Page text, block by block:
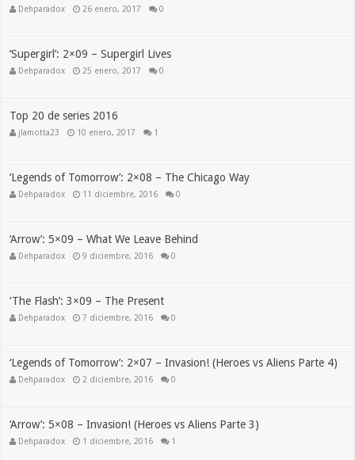
Dehparadox 26 enero, 2017 0
‘Supergirl’: 2×09 – Supergirl Lives
Dehparadox 25 enero, 2017 0
Top 20 de series 2016
jlamotta23 10 enero, 2017 1
‘Legends of Tomorrow’: 2×08 – The Chicago Way
Dehparadox 11 diciembre, 2016 0
‘Arrow’: 5×09 – What We Leave Behind
Dehparadox 9 diciembre, 2016 0
‘The Flash’: 3×09 – The Present
Dehparadox 7 diciembre, 2016 0
‘Legends of Tomorrow’: 2×07 – Invasion! (Heroes vs Aliens Parte 4)
Dehparadox 2 diciembre, 2016 0
‘Arrow’: 5×08 – Invasion! (Heroes vs Aliens Parte 3)
Dehparadox 1 diciembre, 2016 1